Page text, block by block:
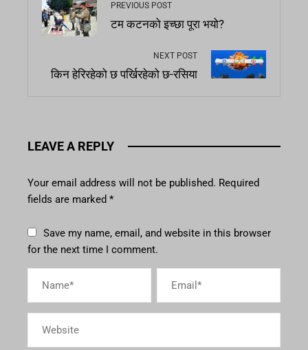
PREVIOUS POST
टम कटनको इच्छा पूरा भयो?
NEXT POST
किन हेरिरहेको छ पर्खिरहेको छ-रसिया
LEAVE A REPLY
Your email address will not be published. Required
fields are marked *
Save my name, email, and website in this browser
for the next time I comment.